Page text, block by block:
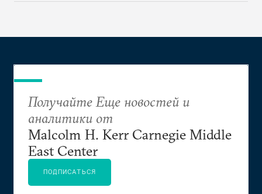
Получайте Еще новостей и
аналитики от
Malcolm H. Kerr Carnegie Middle
East Center
ПОДПИСАТЬСЯ